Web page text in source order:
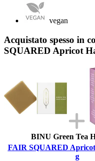
vegan
Acquistato spesso in
SQUARED Apricot
BINU Green Tea
FAIR SQUARED
g